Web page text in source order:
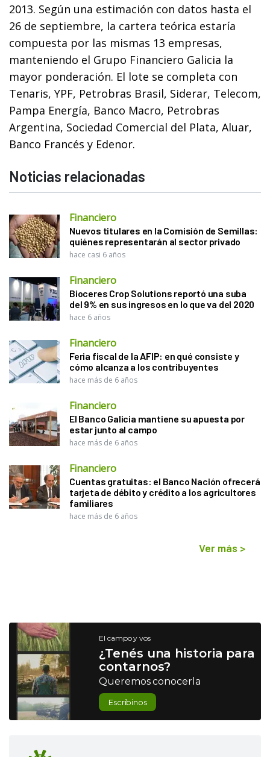
2013. Según una estimación con datos hasta el
26 de septiembre, la cartera teórica estaría
compuesta por las mismas 13 empresas,
manteniendo el Grupo Financiero Galicia la
mayor ponderación. El lote se completa con
Tenaris, YPF, Petrobras Brasil, Siderar, Telecom,
Pampa Energía, Banco Macro, Petrobras
Argentina, Sociedad Comercial del Plata, Aluar,
Banco Francés y Edenor.
Noticias relacionadas
Financiero
Nuevos titulares en la Comisión de Semillas:
quiénes representarán al sector privado
hace casi 6 años
Financiero
Bioceres Crop Solutions reportó una suba
del 9% en sus ingresos en lo que va del 2020
hace 6 años
Financiero
Feria fiscal de la AFIP: en qué consiste y
cómo alcanza a los contribuyentes
hace más de 6 años
Financiero
El Banco Galicia mantiene su apuesta por
estar junto al campo
hace más de 6 años
Financiero
Cuentas gratuitas: el Banco Nación ofrecerá
tarjeta de débito y crédito a los agricultores
familiares
hace más de 6 años
Ver más >
El campo y vos
¿Tenés una historia para
contarnos?
Queremos conocerla
Escribinos